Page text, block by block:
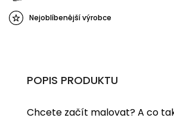
Nejoblíbenější výrobce
POPIS PRODUKTU
Chcete začít malovat? A co